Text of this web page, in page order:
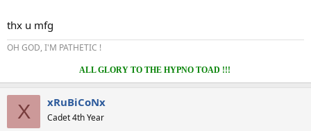
thx u mfg
OH GOD, I'M PATHETIC !
ALL GLORY TO THE HYPNO TOAD !!!
X xRuBiCoNx
Cadet 4th Year